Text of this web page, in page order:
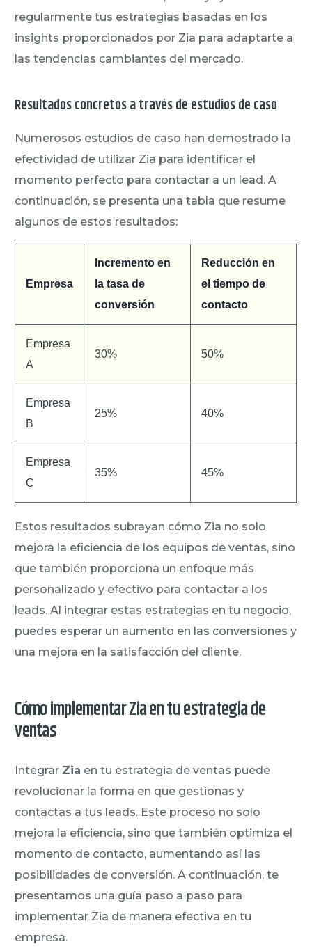
regularmente tus estrategias basadas en los
insights proporcionados por Zia para adaptarte a
las tendencias cambiantes del mercado.
Resultados concretos a través de estudios de caso
Numerosos estudios de caso han demostrado la
efectividad de utilizar Zia para identificar el
momento perfecto para contactar a un lead. A
continuación, se presenta una tabla que resume
algunos de estos resultados:
Empresa
Incremento en
la tasa de
conversión
Reducción en
el tiempo de
contacto
Empresa
A
30% 50%
Empresa
B
25% 40%
Empresa
C
35% 45%
Estos resultados subrayan cómo Zia no solo
mejora la eficiencia de los equipos de ventas, sino
que también proporciona un enfoque más
personalizado y efectivo para contactar a los
leads. Al integrar estas estrategias en tu negocio,
puedes esperar un aumento en las conversiones y
una mejora en la satisfacción del cliente.
Cómo implementar Zia en tu estrategia de
ventas
Integrar Zia en tu estrategia de ventas puede
revolucionar la forma en que gestionas y
contactas a tus leads. Este proceso no solo
mejora la eficiencia, sino que también optimiza el
momento de contacto, aumentando así las
posibilidades de conversión. A continuación, te
presentamos una guía paso a paso para
implementar Zia de manera efectiva en tu
empresa.